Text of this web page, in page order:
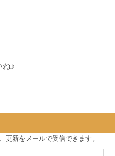
ね♪
更新をメールで受信できます。